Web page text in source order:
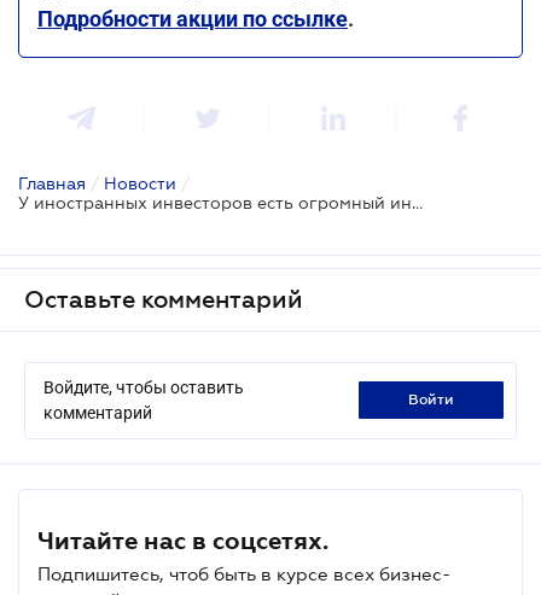
Подробности акции по ссылке.
Главная / Новости /
У иностранных инвесторов есть огромный интерес к Украине - Минэкономики
Оставьте комментарий
Войдите, чтобы оставить
комментарий
войти
Читайте нас в соцсетях.
Подпишитесь, чтоб быть в курсе всех бизнес-